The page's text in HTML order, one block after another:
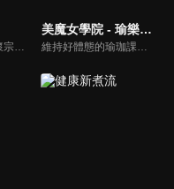
跟著詹姆士和潘懷宗博士就能輕鬆學料理！只是品嚐美食之餘，身體健康也要懂得把關，每集都會傳授生活健康資訊，破除一般飲食迷思，讓大家吃得美味、活得健康！
美魔女學院 - 瑜樂生活珈
維持好體態的瑜珈課程，有著豐富的瑜珈姿勢，伸展筋骨舒緩全身疲勞，緊緻肌肉線條，不只能雕塑美美的身材也能夠讓身心靈都暢快健康，跟上我們的腳步一起踏上瑜樂生活珈，輕鬆好上手，快樂享瘦！